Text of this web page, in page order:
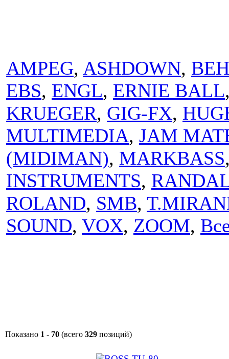
AMPEG, ASHDOWN,
EBS, ENGL, ERNIE BALL
KRUEGER, GIG-FX,
MULTIMEDIA, JAM
(MIDIMAN), MARKBASS
INSTRUMENTS,
ROLAND, SMB,
SOUND, VOX, ZOOM,
Показано 1 - 70 (всего 329 позиций)